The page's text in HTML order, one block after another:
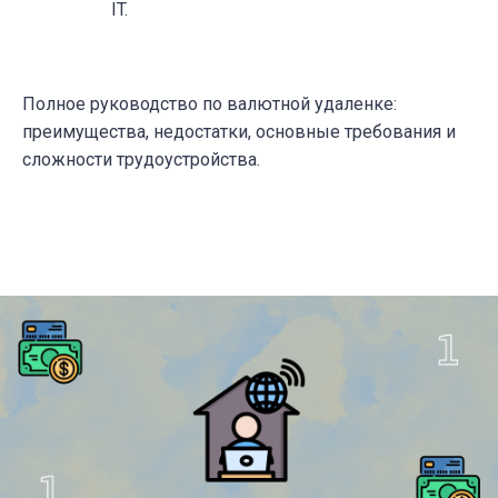
IT.
Полное руководство по валютной удаленке:
преимущества, недостатки, основные требования и
сложности трудоустройства.